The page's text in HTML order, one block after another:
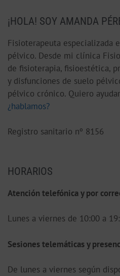
¡HOLA! SOY AMANDA
Fisioterapeuta especializada
pélvico. Desde mi clínica
de fisioterapia, fisioestética,
y disfunciones de suelo
pélvico crónico. Quiero
¿hablamos?
Registro sanitario nº 8156
HORARIOS
Atención telefónica y por
Lunes a viernes de 10:00 a
Sesiones telemáticas y
De lunes a viernes según